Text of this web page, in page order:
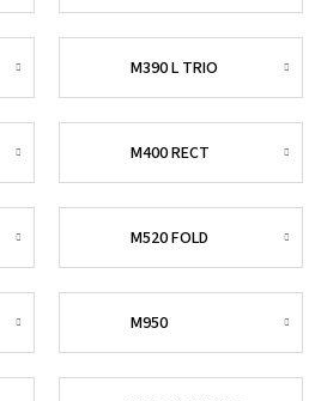
M390 L TRIO
M400 RECT
M520 FOLD
M950